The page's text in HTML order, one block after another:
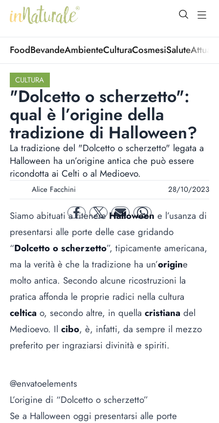
open
FoodBevandeAmbienteCulturaCosmesiSalute
CULTURA
"Dolcetto o scherzetto":
qual è l’origine della
tradizione di Halloween?
La tradizione del "Dolcetto o scherzetto" legata a
Halloween ha un’origine antica che può essere
ricondotta ai Celti o al Medioevo.
Alice Facchini 28/10/2023
facebooktwitter mail whatsapp
Siamo abituati a ritenereHalloween e l’usanza di
presentarsi alle porte delle case gridando
“Dolcetto o scherzetto”, tipicamente americana,
ma la verità è che la tradizione ha un’origine
molto antica. Secondo alcune ricostruzioni la
pratica affonda le proprie radici nella cultura
celtica o, secondo altre, in quella cristiana del
Medioevo. Il cibo, è, infatti, da sempre il mezzo
preferito per ingraziarsi divinità e spiriti.
@envatoelements
L’origine di “Dolcetto o scherzetto”
Se a Halloween oggi presentarsi alle porte